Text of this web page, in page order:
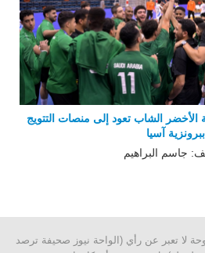
قبضة الأخضر الشاب تعود إلى منصات التتويج
ببرونزية آسيا
جاسم البراهيم
لا تعبر عن رأي (الواحة نيوز صحيفة ترصد